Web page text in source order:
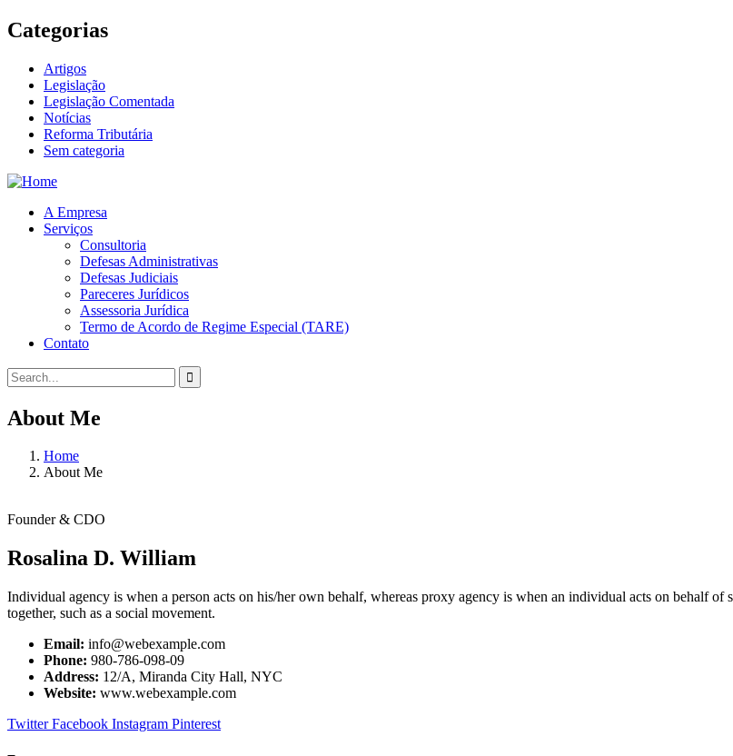
Categorias
Artigos
Legislação
Legislação Comentada
Notícias
Reforma Tributária
Sem categoria
A Empresa
Serviços
Consultoria
Defesas Administrativas
Defesas Judiciais
Pareceres Jurídicos
Assessoria Jurídica
Termo de Acordo de Regime Especial (TARE)
Contato
About Me
Home
About Me
Founder & CDO
Rosalina D. William
Individual agency is when a person acts on his/her own behalf, whereas proxy agency is when an individual acts on behalf of
together, such as a social movement.
Email: info@webexample.com
Phone: 980-786-098-09
Address: 12/A, Miranda City Hall, NYC
Website: www.webexample.com
Twitter Facebook Instagram Pinterest